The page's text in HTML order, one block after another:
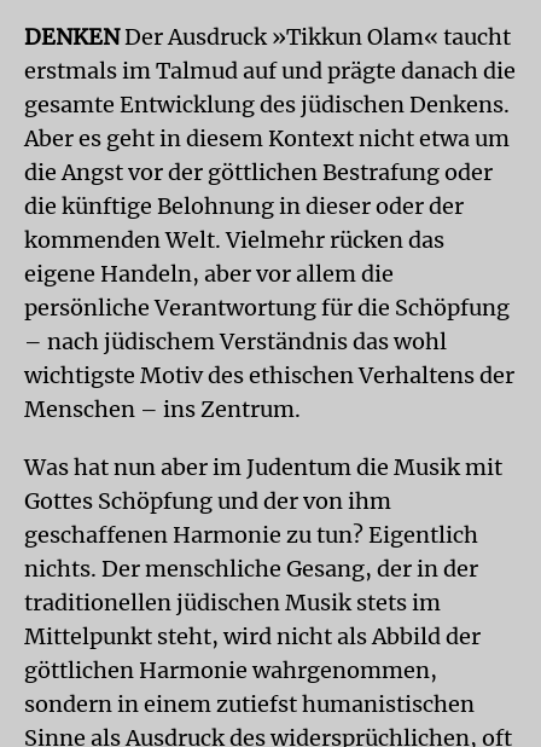
DENKENDer Ausdruck »Tikkun Olam« taucht
erstmals im Talmud auf und prägte danach die
gesamte Entwicklung des jüdischen Denkens.
Aber es geht in diesem Kontext nicht etwa um
die Angst vor der göttlichen Bestrafung oder
die künftige Belohnung in dieser oder der
kommenden Welt. Vielmehr rücken das
eigene Handeln, aber vor allem die
persönliche Verantwortung für die Schöpfung
– nach jüdischem Verständnis das wohl
wichtigste Motiv des ethischen Verhaltens der
Menschen – ins Zentrum.
Was hat nun aber im Judentum die Musik mit
Gottes Schöpfung und der von ihm
geschaffenen Harmonie zu tun? Eigentlich
nichts. Der menschliche Gesang, der in der
traditionellen jüdischen Musik stets im
Mittelpunkt steht, wird nicht als Abbild der
göttlichen Harmonie wahrgenommen,
sondern in einem zutiefst humanistischen
Sinne als Ausdruck des widersprüchlichen, oft